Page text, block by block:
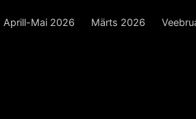
Aprill-Mai 2026 Märts 2026